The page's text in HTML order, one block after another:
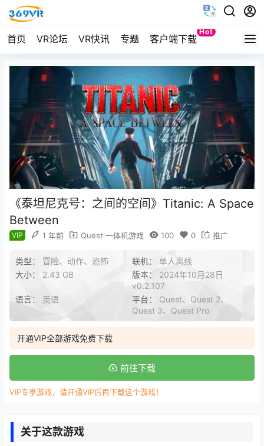
首页 VR论坛 VR快讯 专题 客户端下载
Hot
Quest
《泰坦尼克号：之间的空间》Titanic: A Space
Between
VIP 1 年前 Quest 一体机游戏 100 0 推广
类型： 冒险、动作、恐怖 联机： 单人离线
大小： 2.43 GB 版本： 2024年10月28日
v0.2.107
语言： 英语 平台： Quest、Quest 2、
Quest 3、Quest Pro
开通VIP全部游戏免费下载
前往下载
VIP专享游戏，请开通VIP后再下载这个游戏！
关于这款游戏